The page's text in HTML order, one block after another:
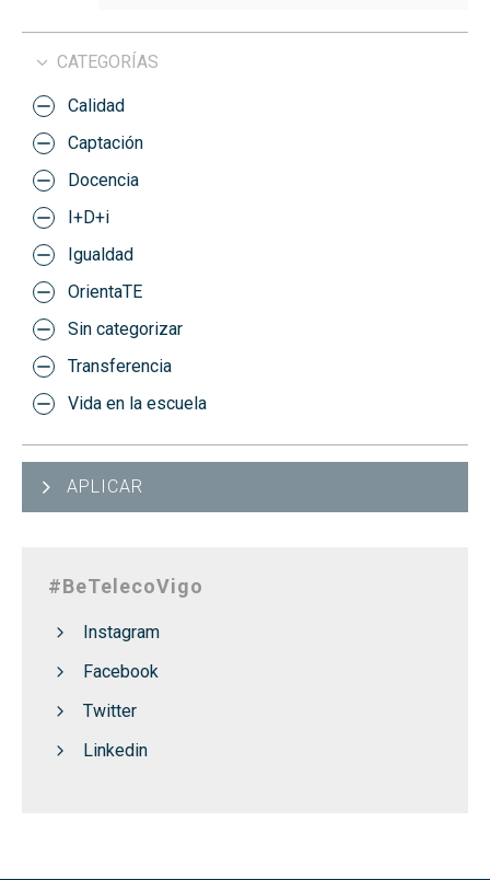
CATEGORÍAS
Calidad
Captación
Docencia
I+D+i
Igualdad
OrientaTE
Sin categorizar
Transferencia
Vida en la escuela
APLICAR
#BeTelecoVigo
Instagram
Facebook
Twitter
Linkedin